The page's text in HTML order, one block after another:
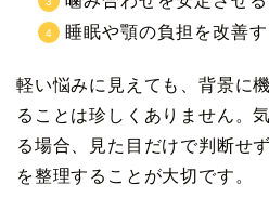
睡眠や顎の負担を改善す
軽い悩みに見えても、背景に
ることは珍しくありません。
る場合、見た目だけで判断せ
を整理することが大切です。